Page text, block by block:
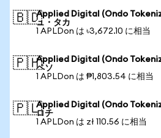
🇧🇩Applied Digital (Ondo
ュ・タカ
1 APLDon は ৳3,672.10 に相当
🇵🇭Applied Digital (Ondo
ペソ
1 APLDon は ₱1,803.54 に相当
🇵🇱Applied Digital (Ondo
ロチ
1 APLDon は zł 110.56 に相当